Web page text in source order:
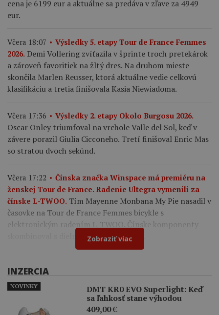
cena je 6199 eur a aktuálne sa predáva v zľave za 4949
eur.
Včera 18:07
Výsledky 5. etapy Tour de France Femmes
2026. Demi Vollering zvíťazila v šprinte troch pretekárok
a zároveň favoritiek na žltý dres. Na druhom mieste
skončila Marlen Reusser, ktorá aktuálne vedie celkovú
klasifikáciu a tretia finišovala Kasia Niewiadoma.
Včera 17:36 Výsledky 2. etapy Okolo Burgosu 2026.
Oscar Onley triumfoval na vrchole Valle del Sol, keď v
závere porazil Giulia Cicconeho. Tretí finišoval Enric Mas
so stratou dvoch sekúnd.
Včera 17:22
Čínska značka Winspace má premiéru na
ženskej Tour de France. Radenie Ultegra vymenili za
čínske L-TWOO. Tím Mayenne Monbana My Pie nasadil v
časovke na Tour de France Femmes bicykle s
elektronickým radením L-TWOO. Čínske komponenty
skombinoval s dielmi Shimano a Cybrei.
Zobraziť viac
INZERCIA
DMT KR0 EVO Superlight: Keď
sa ľahkosť stane výhodou
409,00€
NOVINKY